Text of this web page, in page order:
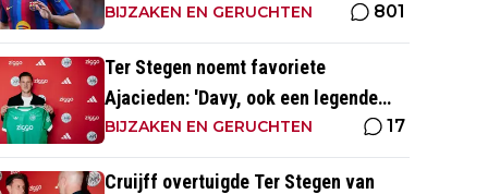
contract tekenen bij Ajax'
BIJZAKEN EN GERUCHTEN 801
Ter Stegen noemt favoriete
Ajacieden: 'Davy, ook een legende
van de club'
BIJZAKEN EN GERUCHTEN 17
Cruijff overtuigde Ter Stegen van